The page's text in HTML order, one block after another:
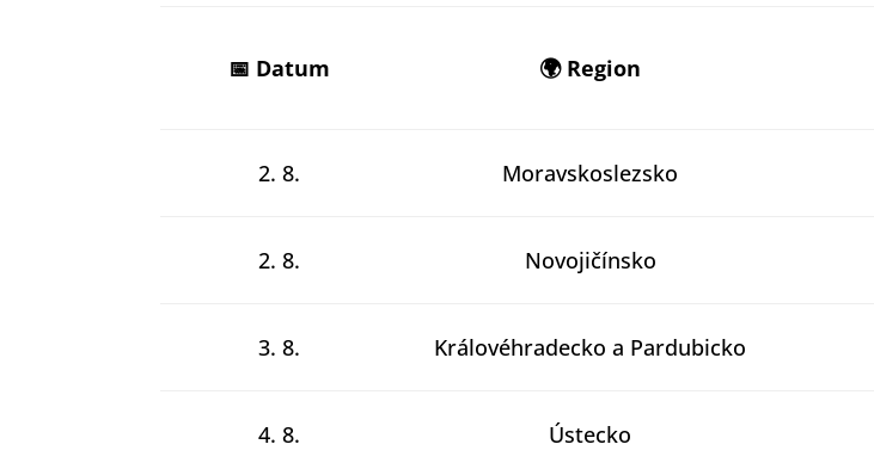
📅 Datum 🌍 Region
2. 8. Moravskoslezsko
2. 8. Novojičínsko
3. 8. Královéhradecko a Pardubicko
4. 8. Ústecko